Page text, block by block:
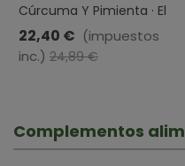
Cúrcuma Y Pimienta · El
Granero Integral · 120
Cápsulas
22,40 € (impuestos
inc.) 24,89 €
Complementos